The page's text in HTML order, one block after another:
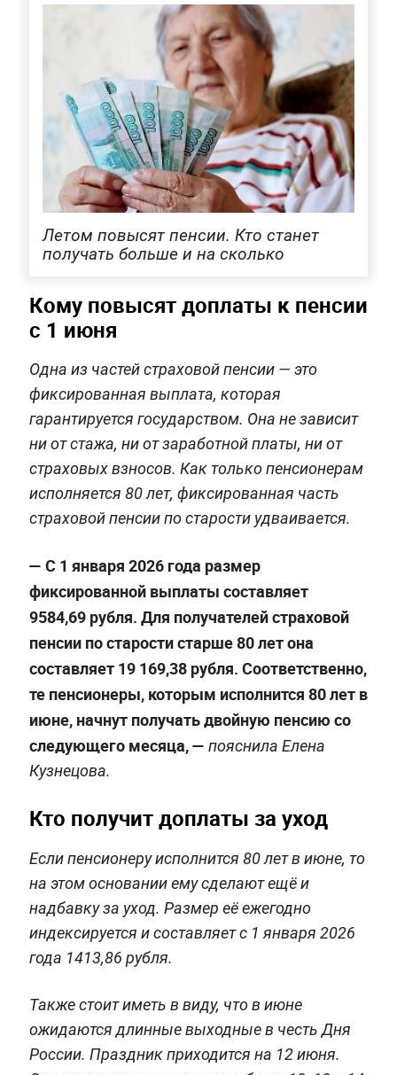
Летом повысят пенсии. Кто станет
получать больше и на сколько
Кому повысят доплаты к пенсии
с 1 июня
Одна из частей страховой пенсии — это
фиксированная выплата, которая
гарантируется государством. Она не зависит
ни от стажа, ни от заработной платы, ни от
страховых взносов. Как только пенсионерам
исполняется 80 лет, фиксированная часть
страховой пенсии по старости удваивается.
— С 1 января 2026 года размер
фиксированной выплаты составляет
9584,69 рубля. Для получателей страховой
пенсии по старости старше 80 лет она
составляет 19 169,38 рубля. Соответственно,
те пенсионеры, которым исполнится 80 лет в
июне, начнут получать двойную пенсию со
следующего месяца, — пояснила Елена
Кузнецова.
Кто получит доплаты за уход
Если пенсионеру исполнится 80 лет в июне, то
на этом основании ему сделают ещё и
надбавку за уход. Размер её ежегодно
индексируется и составляет с 1 января 2026
года 1413,86 рубля.
Также стоит иметь в виду, что в июне
ожидаются длинные выходные в честь Дня
России. Праздник приходится на 12 июня.